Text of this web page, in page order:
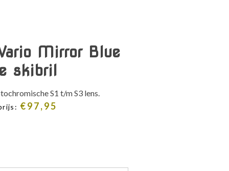
Mirror Blue
skibril
S1 t/m S3 lens.
€97,95